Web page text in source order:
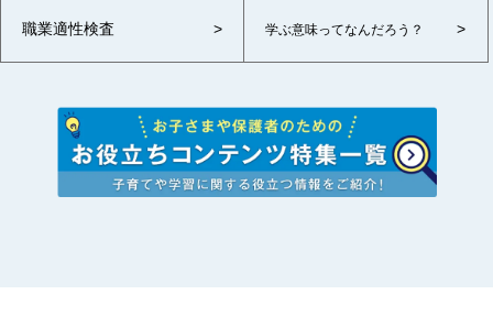
職業適性検査 学ぶ意味ってなんだろう？